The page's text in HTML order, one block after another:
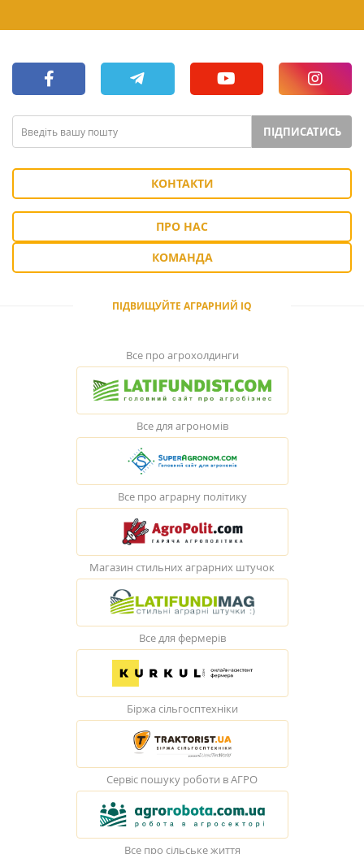
ПІДПИСАТИСЬ
КОНТАКТИ
ПРО НАС
КОМАНДА
ПІДВИЩУЙТЕ АГРАРНИЙ IQ
Все про агрохолдинги
Все для агрономів
Все про аграрну політику
Магазин стильних аграрних штучок
Все для фермерів
Біржа сільгосптехніки
Сервіс пошуку роботи в АГРО
Все про сільське життя